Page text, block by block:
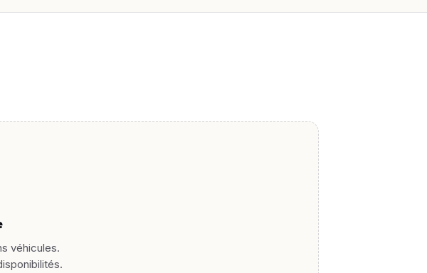
véhicules.